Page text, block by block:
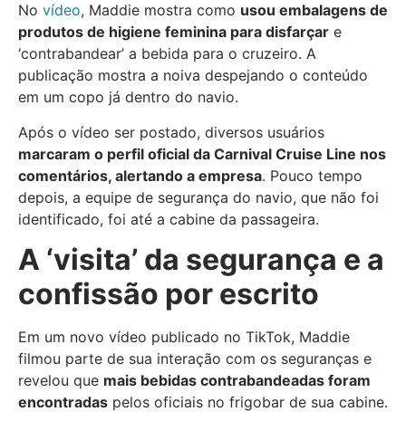
No vídeo, Maddie mostra como usou embalagens de
produtos de higiene feminina para disfarçar e
‘contrabandear’ a bebida para o cruzeiro. A
publicação mostra a noiva despejando o conteúdo
em um copo já dentro do navio.
Após o vídeo ser postado, diversos usuários
marcaram o perfil oficial da Carnival Cruise Line nos
comentários, alertando a empresa. Pouco tempo
depois, a equipe de segurança do navio, que não foi
identificado, foi até a cabine da passageira.
A ‘visita’ da segurança e a
confissão por escrito
Em um novo vídeo publicado no TikTok, Maddie
filmou parte de sua interação com os seguranças e
revelou que mais bebidas contrabandeadas foram
encontradas pelos oficiais no frigobar de sua cabine.